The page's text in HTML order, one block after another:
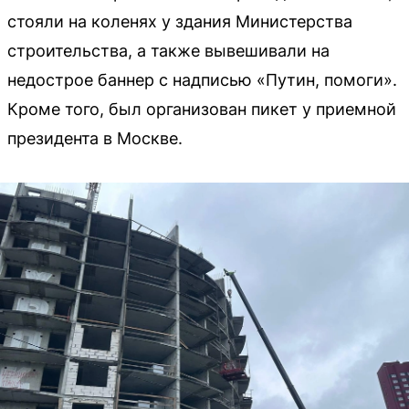
стояли на коленях у здания Министерства
строительства, а также вывешивали на
недострое баннер с надписью «Путин, помоги».
Кроме того, был организован пикет у приемной
президента в Москве.